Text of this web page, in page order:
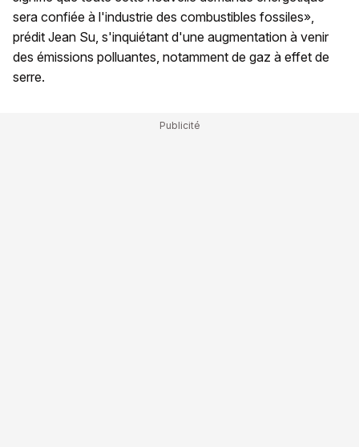
sera confiée à l'industrie des combustibles fossiles»,
prédit Jean Su, s'inquiétant d'une augmentation à venir
des émissions polluantes, notamment de gaz à effet de
serre.